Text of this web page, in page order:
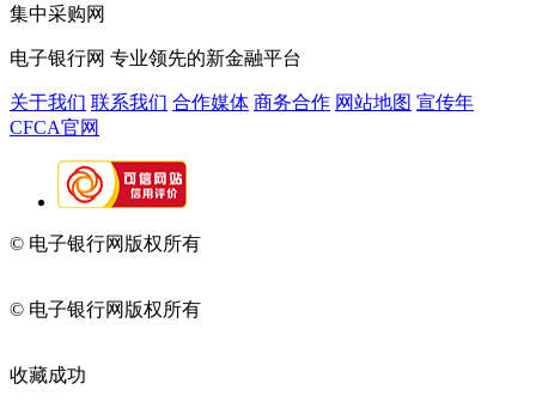
集中采购网
电子银行网 专业领先的新金融平台
关于我们 联系我们 合作媒体 商务合作 网站地图 宣传年
CFCA官网
© 电子银行网版权所有
© 电子银行网版权所有
收藏成功